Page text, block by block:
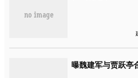
曝魏建军与贾跃亭